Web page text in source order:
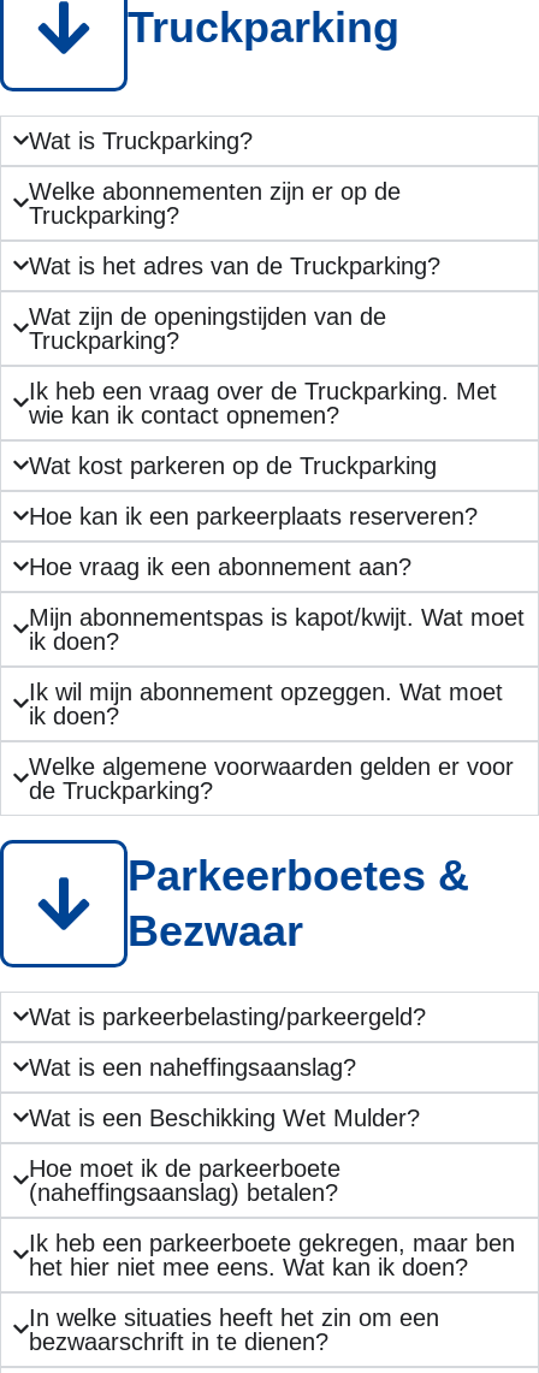
Truckparking
Wat is Truckparking?
Welke abonnementen zijn er op de
Truckparking?
Wat is het adres van de Truckparking?
Wat zijn de openingstijden van de
Truckparking?
Ik heb een vraag over de Truckparking. Met
wie kan ik contact opnemen?
Wat kost parkeren op de Truckparking
Hoe kan ik een parkeerplaats reserveren?
Hoe vraag ik een abonnement aan?
Mijn abonnementspas is kapot/kwijt. Wat moet
ik doen?
Ik wil mijn abonnement opzeggen. Wat moet
ik doen?
Welke algemene voorwaarden gelden er voor
de Truckparking?
Parkeerboetes &
Bezwaar
Wat is parkeerbelasting/parkeergeld?
Wat is een naheffingsaanslag?
Wat is een Beschikking Wet Mulder?
Hoe moet ik de parkeerboete
(naheffingsaanslag) betalen?
Ik heb een parkeerboete gekregen, maar ben
het hier niet mee eens. Wat kan ik doen?
In welke situaties heeft het zin om een
bezwaarschrift in te dienen?